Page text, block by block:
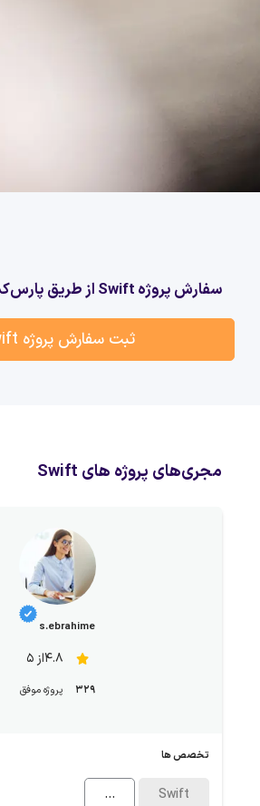
سفارش پروژه Swift از طریق پارس‌کدرز
ثبت سفارش پروژه Swift
مجری‌های پروژه های Swift
s.ebrahime
4.8از 5
329 پروژه موفق
تخصص ها
Swift
...